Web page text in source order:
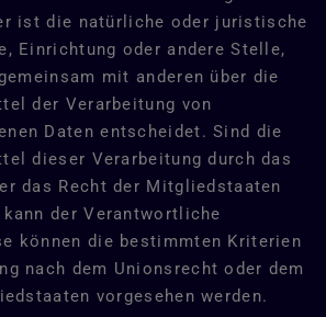
ist die natürliche oder juristische
Einrichtung oder andere Stelle,
mit anderen über die
der Verarbeitung von
Daten entscheidet. Sind die
dieser Verarbeitung durch das
das Recht der Mitgliedstaaten
der Verantwortliche
können die bestimmten Kriterien
nach dem Unionsrecht oder dem
vorgesehen werden.